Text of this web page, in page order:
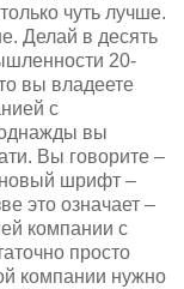
чуть лучше.
Делай в десять
20-
вы владеете
с
вы
Вы говорите –
новый шрифт –
это означает –
компании с
просто
компании нужно